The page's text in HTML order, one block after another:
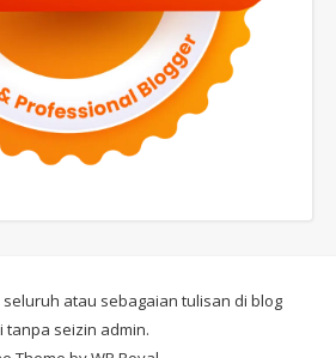
atau sebagaian tulisan di blog
tanpa seizin admin.